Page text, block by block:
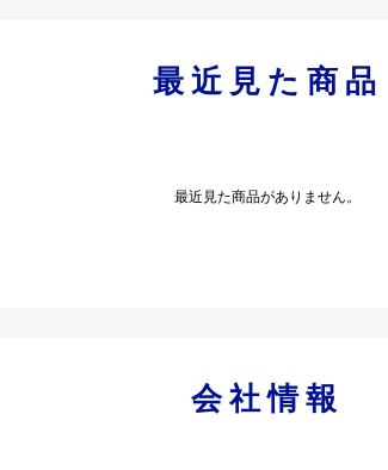
最近見た商品
最近見た商品がありません。
会社情報